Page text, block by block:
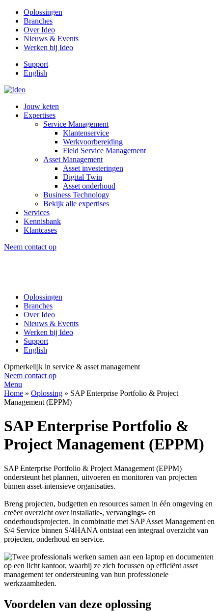
Oplossingen
Branches
Over Ideo
Nieuws & Events
Werken bij Ideo
Support
English
Jouw keten
Expertises
Service Management
Klantenservice
Werkvoorbereiding
Field Service Management
Asset Management
Asset investeringen
Digital Twin
Asset onderhoud
Business Technology
Bekijk alle expertises
Services
Kennisbank
Klantcases
Neem contact op
Oplossingen
Branches
Over Ideo
Nieuws & Events
Werken bij Ideo
Support
English
Opmerkelijk in service & asset management
Neem contact op
Menu
Home » Oplossing » SAP Enterprise Portfolio & Project
Management (EPPM)
SAP Enterprise Portfolio &
Project Management (EPPM)
SAP Enterprise Portfolio & Project Management (EPPM)
ondersteunt het plannen, uitvoeren en monitoren van projecten
binnen asset-intensieve organisaties.
Breng projecten, budgetten en resources samen in één omgeving en
creëer overzicht over installatie-, vervangings- en
onderhoudsprojecten. In combinatie met SAP Asset Management en
S/4 Service binnen S/4HANA ontstaat een integraal overzicht van
projecten, onderhoud en service.
Voordelen van deze oplossing